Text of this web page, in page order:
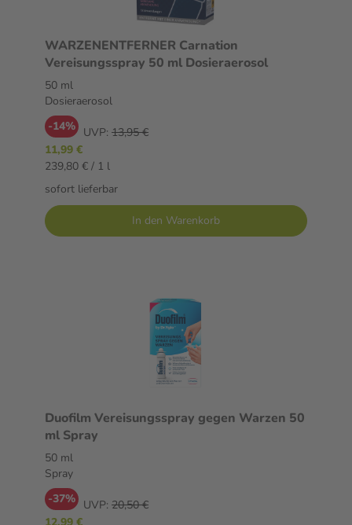
WARZENENTFERNER Carnation
Vereisungsspray 50 ml Dosieraerosol
50 ml
Dosieraerosol
-14% UVP: 13,95 €
11,99 €
239,80 € / 1 l
sofort lieferbar
In den Warenkorb
Duofilm Vereisungsspray gegen Warzen 50
ml Spray
50 ml
Spray
-37% UVP: 20,50 €
12,99 €